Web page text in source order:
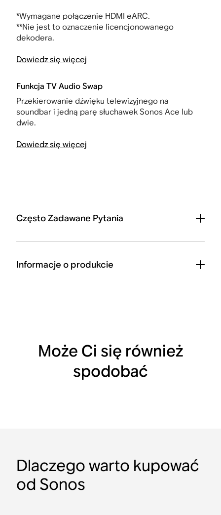
*Wymagane połączenie HDMI eARC.
**Nie jest to oznaczenie licencjonowanego
dekodera.
Dowiedz się więcej
Funkcja TV Audio Swap
Przekierowanie dźwięku telewizyjnego na
soundbar i jedną parę słuchawek Sonos Ace lub
dwie.
Dowiedz się więcej
Często Zadawane Pytania
Informacje o produkcie
Może Ci się również
spodobać
Zestaw In-Ceiling
Dlaczego warto kupować
od Sonos